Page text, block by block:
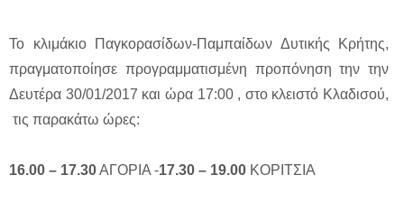
Το κλιμάκιο Παγκορασίδων-Παμπαίδων Δυτικής Κρήτης,
πραγματοποίησε προγραμματισμένη προπόνηση την την
Δευτέρα 30/01/2017 και ώρα 17:00 , στο κλειστό Κλαδισού,
τις παρακάτω ώρες:
16.00 – 17.30ΑΓΟΡΙΑ -17.30 – 19.00 ΚΟΡΙΤΣΙΑ